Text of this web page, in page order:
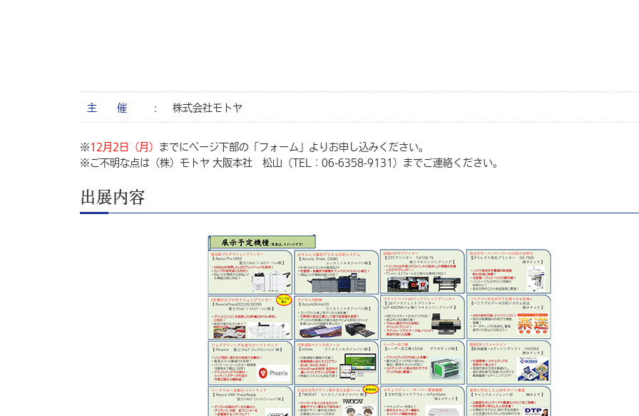
主 催 株式会社モトヤ
※12月2日（月） までにページ下部の「フォーム」よりお申し込みください。
※ご不明な点は（株）モトヤ 大阪本社 松山（TEL：06-6358-9131）までご連絡ください。
出展内容